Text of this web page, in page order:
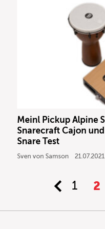
Meinl Pickup Alpine
Snarecraft Cajon
Snare Test
Sven von Samson 21.07.2021
1 2